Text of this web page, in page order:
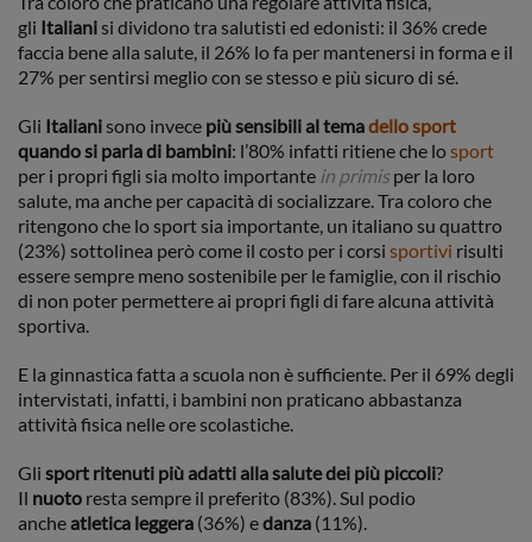
gli Italianisi dividono tra salutisti ed edonisti: il 36% crede
faccia bene alla salute, il 26% lo fa per mantenersi in forma e il
27% per sentirsi meglio con se stesso e più sicuro di sé.
Gli Italianisono invece più sensibili al temadello sport
quando si parla di bambini: l’80% infatti ritiene che losport
per i propri figli sia molto importante in primisper la loro
salute, ma anche per capacità di socializzare. Tra coloro che
ritengono che lo sport sia importante, un italiano su quattro
(23%) sottolinea però come il costo per i corsi sportivi risulti
essere sempre meno sostenibile per le famiglie, con il rischio
di non poter permettere ai propri figli di fare alcuna attività
sportiva.
E la ginnastica fatta a scuola non è sufficiente. Per il 69% degli
intervistati, infatti, i bambini non praticano abbastanza
attività fisica nelle ore scolastiche.
Gli sport ritenuti più adatti alla salute dei più piccoli?
Il nuoto resta sempre il preferito (83%). Sul podio
ancheatletica leggera (36%) edanza (11%).